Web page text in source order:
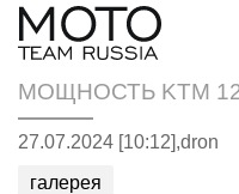
МОЩНОСТЬ KTM
27.07.2024 [10:12],dron
галерея